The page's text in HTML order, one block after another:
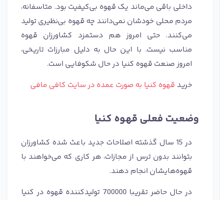
داخلی باقی می‌ماند یک قهوه بی‌کیفیت بود. متاسفانه،
مردم محلی خودشان نمی‌دانند چه قهوه بی‌نظیری تولید
می‌کنند. حتی امروز هم دستمزد کشاورزان قهوه
مناسب نیست. با این حال به دلیل مبارزات تاریخی،
امروز صنعت قهوه کنیا در حال شکوفایی است.
خرید قهوه کنیا به صورت عمده در سایت کافی مافی
وضعیت فعلی قهوه کنیا
در 15 سال گذشته اصلاحات جدید باعث شده کشاورزان
بتوانند بدون ترس از مجازات، هر کاری که می‌خواهند با
قهوه‌هایشان انجام دهند.
در حال حاضر تقریبا 700000 تولیدکننده قهوه در کنیا